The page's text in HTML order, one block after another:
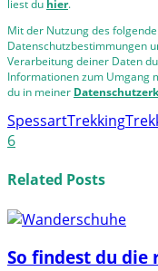
liest du hier.
Mit der Nutzung des
Datenschutzbestimmungen
Verarbeitung deiner Daten
Informationen zum Umgang
du in meiner
SpessartTrekking
6
Related Posts
So findest du die